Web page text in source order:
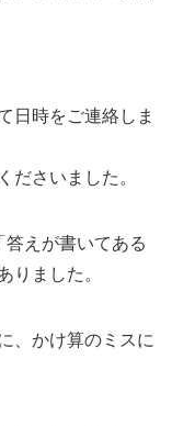
日時をご連絡しま
ださいました。
えが書いてある
りました。
、かけ算のミスに